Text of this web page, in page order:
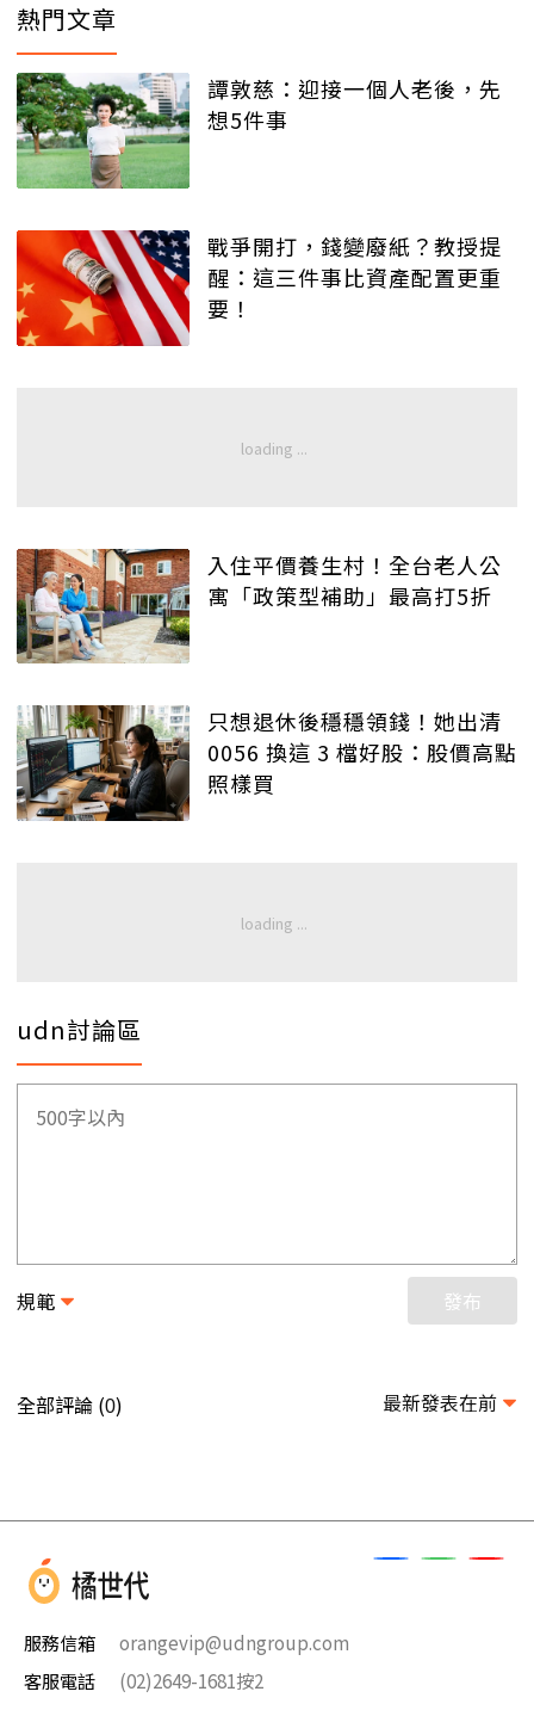
熱門文章
譚敦慈：迎接一個人老後，先
想5件事
戰爭開打，錢變廢紙？教授提
醒：這三件事比資產配置更重
要！
入住平價養生村！全台老人公
寓「政策型補助」最高打5折
只想退休後穩穩領錢！她出清
0056 換這 3 檔好股：股價高點
照樣買
udn討論區
規範 發布
全部評論 (0) 最新發表在前
服務信箱
orangevip@udngroup.com
客服電話
(02)2649-1681按2